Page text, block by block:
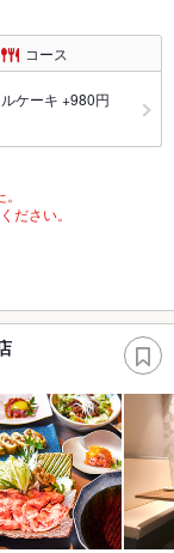
コース
ケーキ +980円
ださい。